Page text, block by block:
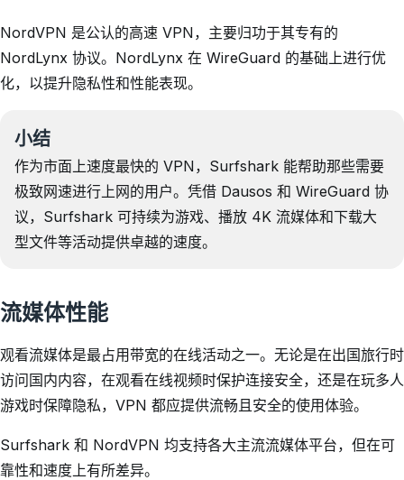
NordVPN 是公认的高速 VPN，主要归功于其专有的
NordLynx 协议。NordLynx 在 WireGuard 的基础上进行优
化，以提升隐私性和性能表现。
小结
作为市面上速度最快的 VPN，Surfshark 能帮助那些需要
极致网速进行上网的用户。凭借 Dausos 和 WireGuard 协
议，Surfshark 可持续为游戏、播放 4K 流媒体和下载大
型文件等活动提供卓越的速度。
流媒体性能
观看流媒体是最占用带宽的在线活动之一。无论是在出国旅行时
访问国内内容，在观看在线视频时保护连接安全，还是在玩多人
游戏时保障隐私，VPN 都应提供流畅且安全的使用体验。
Surfshark 和 NordVPN 均支持各大主流流媒体平台，但在可
靠性和速度上有所差异。